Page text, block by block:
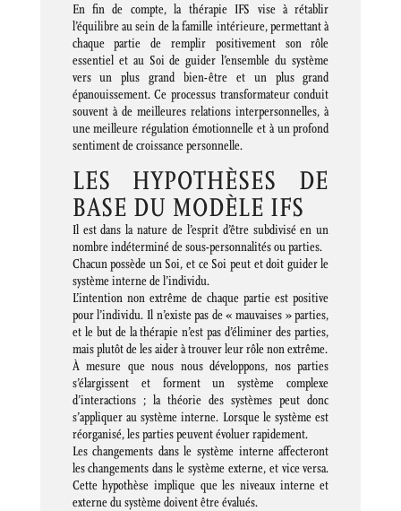
En fin de compte, la thérapie IFS vise à rétablir
l’équilibre au sein de la famille intérieure, permettant à
chaque partie de remplir positivement son rôle
essentiel et au Soi de guider l’ensemble du système
vers un plus grand bien-être et un plus grand
épanouissement. Ce processus transformateur conduit
souvent à de meilleures relations interpersonnelles, à
une meilleure régulation émotionnelle et à un profond
sentiment de croissance personnelle.
LES HYPOTHÈSES DE
BASE DU MODÈLE IFS
Il est dans la nature de l’esprit d’être subdivisé en un
nombre indéterminé de sous-personnalités ou parties.
Chacun possède un Soi, et ce Soi peut et doit guider le
système interne de l’individu.
L’intention non extrême de chaque partie est positive
pour l’individu. Il n’existe pas de « mauvaises » parties,
et le but de la thérapie n’est pas d’éliminer des parties,
mais plutôt de les aider à trouver leur rôle non extrême.
À mesure que nous nous développons, nos parties
s’élargissent et forment un système complexe
d’interactions ; la théorie des systèmes peut donc
s’appliquer au système interne. Lorsque le système est
réorganisé, les parties peuvent évoluer rapidement.
Les changements dans le système interne affecteront
les changements dans le système externe, et vice versa.
Cette hypothèse implique que les niveaux interne et
externe du système doivent être évalués.